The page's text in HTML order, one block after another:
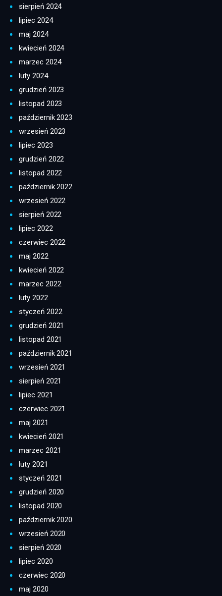
sierpień 2024
lipiec 2024
maj 2024
kwiecień 2024
marzec 2024
luty 2024
grudzień 2023
listopad 2023
październik 2023
wrzesień 2023
lipiec 2023
grudzień 2022
listopad 2022
październik 2022
wrzesień 2022
sierpień 2022
lipiec 2022
czerwiec 2022
maj 2022
kwiecień 2022
marzec 2022
luty 2022
styczeń 2022
grudzień 2021
listopad 2021
październik 2021
wrzesień 2021
sierpień 2021
lipiec 2021
czerwiec 2021
maj 2021
kwiecień 2021
marzec 2021
luty 2021
styczeń 2021
grudzień 2020
listopad 2020
październik 2020
wrzesień 2020
sierpień 2020
lipiec 2020
czerwiec 2020
maj 2020